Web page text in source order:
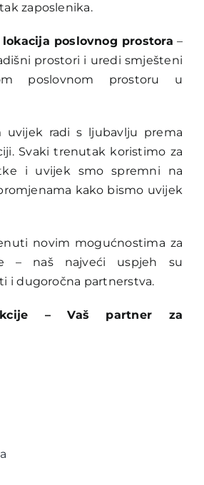
zaposlenika.
poslovnog prostora –
prostori i uredi smješteni
poslovnom prostoru u
uvijek radi s ljubavlju prema
Svaki trenutak koristimo za
i uvijek smo spremni na
kako bismo uvijek
novim mogućnostima za
– naš najveći uspjeh su
i dugoročna partnerstva.
– Vaš partner za